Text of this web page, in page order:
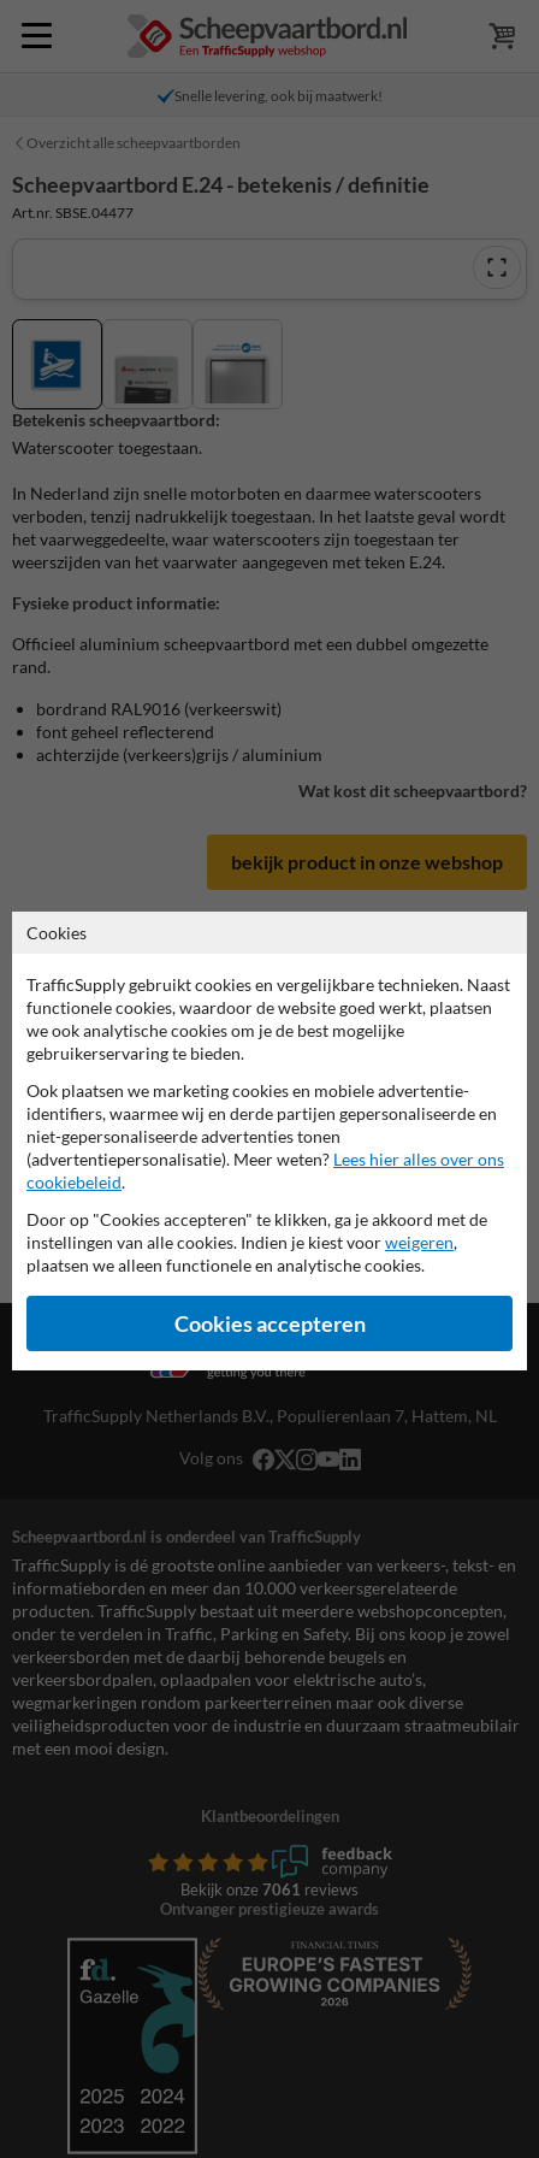
Snelle levering, ook bij maatwerk!
Overzicht alle scheepvaartborden
Scheepvaartbord in serie E
deze informatie printen
overzicht officiële scheepvaartborden
Scheepvaartbord.nl
Scheepvaartbord E.24 - betekenis / definitie
Art.nr. SBSE.04477
Betekenis scheepvaartbord:
Waterscooter toegestaan.
In Nederland zijn snelle motorboten en daarmee waterscooters
verboden, tenzij nadrukkelijk toegestaan. In het laatste geval wordt
het vaarweggedeelte, waar waterscooters zijn toegestaan ter
weerszijden van het vaarwater aangegeven met teken E.24.
Fysieke product informatie:
Officieel aluminium scheepvaartbord met een dubbel omgezette
rand.
bordrand RAL9016 (verkeerswit)
font geheel reflecterend
achterzijde (verkeers)grijs / aluminium
Wat kost dit scheepvaartbord?
bekijk product in onze webshop
TrafficSupply Netherlands B.V., Populierenlaan 7, Hattem, NL
Volg ons
Scheepvaartbord.nl is onderdeel van TrafficSupply
TrafficSupply is dé grootste online aanbieder van verkeers-, tekst- en
informatieborden en meer dan 10.000 verkeersgerelateerde
producten. TrafficSupply bestaat uit meerdere webshopconcepten,
onder te verdelen in Traffic, Parking en Safety. Bij ons koop je zowel
verkeersborden met de daarbij behorende beugels en
verkeersbordpalen, oplaadpalen voor elektrische auto’s,
wegmarkeringen rondom parkeerterreinen maar ook diverse
veiligheidsproducten voor de industrie en duurzaam straatmeubilair
met een mooi design.
Klantbeoordelingen
Bekijk onze 7061 reviews
Ontvanger prestigieuze awards
Cookies
TrafficSupply gebruikt cookies en vergelijkbare technieken. Naast
functionele cookies, waardoor de website goed werkt, plaatsen
we ook analytische cookies om je de best mogelijke
gebruikerservaring te bieden.
Ook plaatsen we marketing cookies en mobiele advertentie-
identifiers, waarmee wij en derde partijen gepersonaliseerde en
niet-gepersonaliseerde advertenties tonen
(advertentiepersonalisatie). Meer weten? Lees hier alles over ons
cookiebeleid.
Door op "Cookies accepteren" te klikken, ga je akkoord met de
instellingen van alle cookies. Indien je kiest voorweigeren,
plaatsen we alleen functionele en analytische cookies.
Cookies accepteren